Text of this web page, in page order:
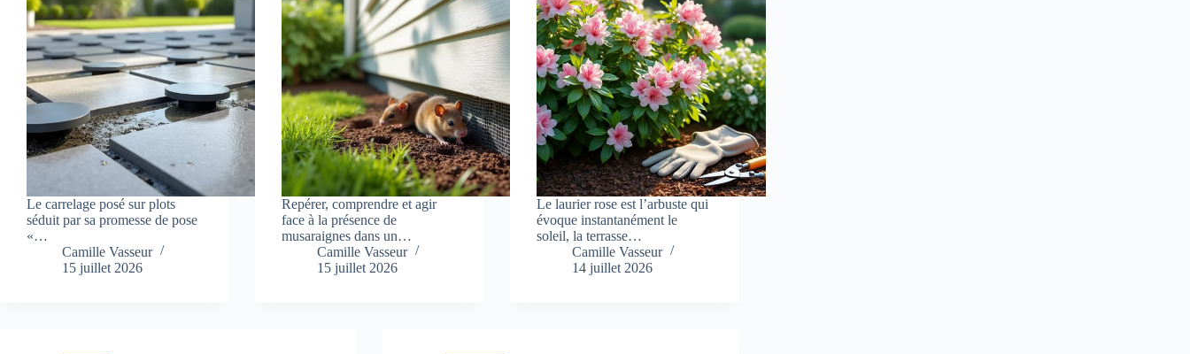
Le carrelage posé sur plots
séduit par sa promesse de pose
«…
Camille Vasseur
15 juillet 2026
Repérer, comprendre et agir
face à la présence de
musaraignes dans un…
Camille Vasseur
15 juillet 2026
Le laurier rose est l’arbuste qui
évoque instantanément le
soleil, la terrasse…
Camille Vasseur
14 juillet 2026